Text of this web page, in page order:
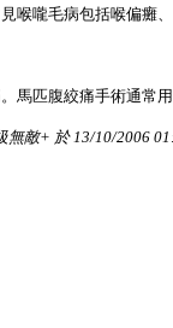
喉嚨毛病包括喉偏癱
馬匹腹絞痛手術通常
無敵+ 於 13/10/2006